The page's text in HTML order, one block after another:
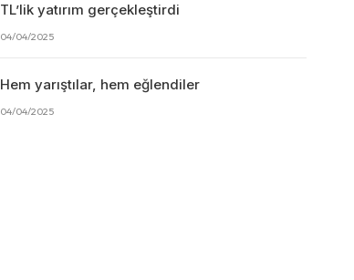
TL’lik yatırım gerçekleştirdi
04/04/2025
Hem yarıştılar, hem eğlendiler
04/04/2025